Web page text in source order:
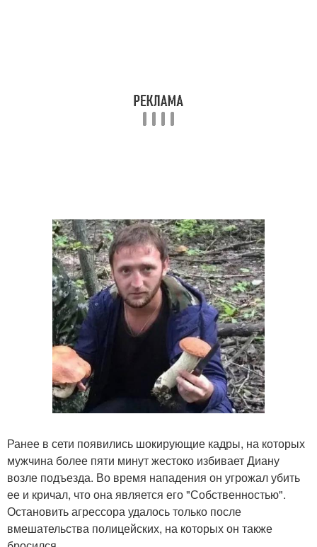
Ранее в сети появились шокирующие кадры, на которых
мужчина более пяти минут жестоко избивает Диану
возле подъезда. Во время нападения он угрожал убить
ее и кричал, что она является его "Собственностью".
Остановить агрессора удалось только после
вмешательства полицейских, на которых он также